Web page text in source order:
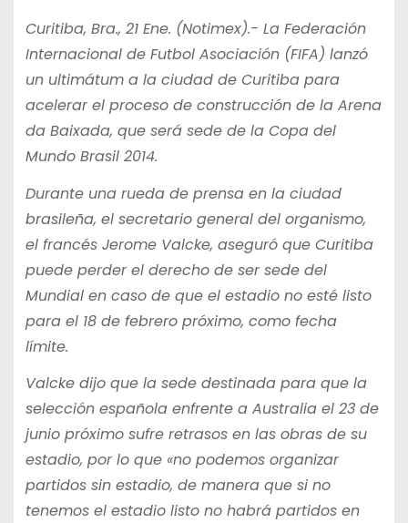
Curitiba, Bra., 21 Ene. (Notimex).- La Federación
Internacional de Futbol Asociación (FIFA) lanzó
un ultimátum a la ciudad de Curitiba para
acelerar el proceso de construcción de la Arena
da Baixada, que será sede de la Copa del
Mundo Brasil 2014.
Durante una rueda de prensa en la ciudad
brasileña, el secretario general del organismo,
el francés Jerome Valcke, aseguró que Curitiba
puede perder el derecho de ser sede del
Mundial en caso de que el estadio no esté listo
para el 18 de febrero próximo, como fecha
límite.
Valcke dijo que la sede destinada para que la
selección española enfrente a Australia el 23 de
junio próximo sufre retrasos en las obras de su
estadio, por lo que «no podemos organizar
partidos sin estadio, de manera que si no
tenemos el estadio listo no habrá partidos en